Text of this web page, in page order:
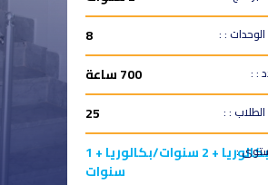
: :
8
: : 700 ساعة
: :
25
:
بكالوريا + 2 سنوات/بكالوريا + 1
سنوات